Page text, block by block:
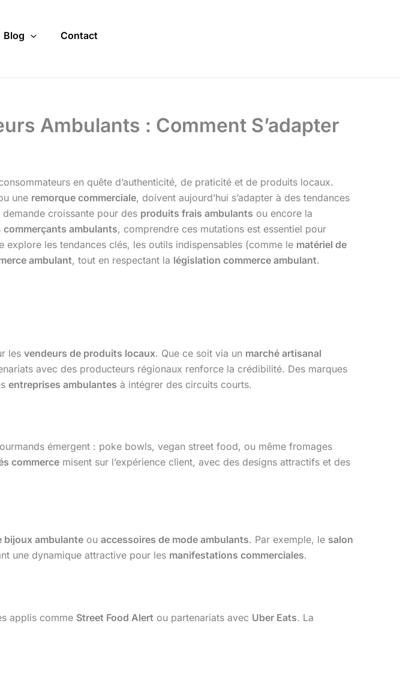
Blog Contact
Ambulants : Comment S’adapter
en quête d’authenticité, de praticité et de produits locaux.
une remorque commerciale, doivent aujourd’hui s’adapter à des tendances
demande croissante pour des produits frais ambulants ou encore la
commerçants ambulants, comprendre ces mutations est essentiel pour
explore les tendances clés, les outils indispensables (comme le matériel de
ambulant, tout en respectant la législation commerce ambulant.
les vendeurs de produits locaux. Que ce soit via un marché artisanal
avec des producteurs régionaux renforce la crédibilité. Des marques
entreprises ambulantes à intégrer des circuits courts.
émergent : poke bowls, vegan street food, ou même fromages
commerce misent sur l’expérience client, avec des designs attractifs et des
bijoux ambulante ou accessoires de mode ambulants. Par exemple, le salon
une dynamique attractive pour les manifestations commerciales.
applis comme Street Food Alert ou partenariats avec Uber Eats. La